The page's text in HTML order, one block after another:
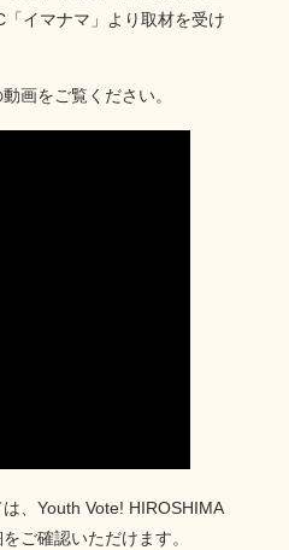
イマナマ」より取材を受け
画をご覧ください。
、Youth Vote! HIROSHIMA
ご確認いただけます。